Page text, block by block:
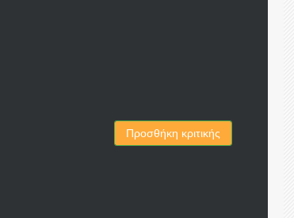
Προσθήκη κριτικής